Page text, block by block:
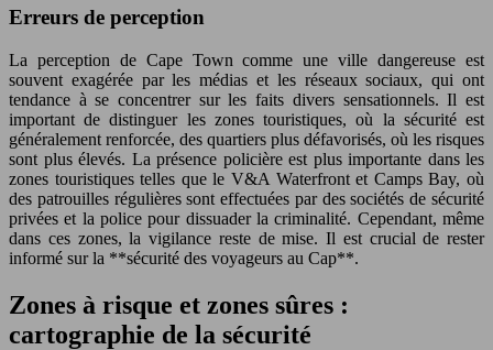
Erreurs de perception
La perception de Cape Town comme une ville dangereuse est
souvent exagérée par les médias et les réseaux sociaux, qui ont
tendance à se concentrer sur les faits divers sensationnels. Il est
important de distinguer les zones touristiques, où la sécurité est
généralement renforcée, des quartiers plus défavorisés, où les risques
sont plus élevés. La présence policière est plus importante dans les
zones touristiques telles que le V&A Waterfront et Camps Bay, où
des patrouilles régulières sont effectuées par des sociétés de sécurité
privées et la police pour dissuader la criminalité. Cependant, même
dans ces zones, la vigilance reste de mise. Il est crucial de rester
informé sur la **sécurité des voyageurs au Cap**.
Zones à risque et zones sûres :
cartographie de la sécurité